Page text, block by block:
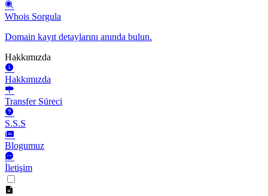
Whois Sorgula
Domain kayıt detaylarını anında bulun.
Hakkımızda
Hakkımızda
Transfer Süreci
S.S.S
Blogumuz
İletişim